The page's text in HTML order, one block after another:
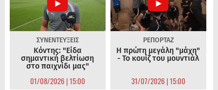
ΣΥΝΕΝΤΕΥΞΕΙΣ
Κόντης: "Είδα
σημαντική βελτίωση
στο παιχνίδι μας"
01/08/2026 | 15:00
ΡΕΠΟΡΤΑΖ
Η πρώτη μεγάλη "μάχη"
- Το κουίζ του μουντιάλ
31/07/2026 | 15:00